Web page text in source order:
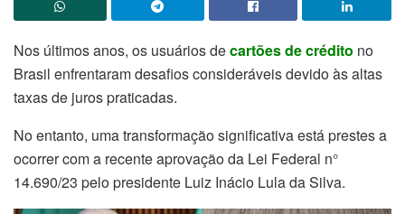
Nos últimos anos, os usuários decartões de crédito no
Brasil enfrentaram desafios consideráveis devido às altas
taxas de juros praticadas.
No entanto, uma transformação significativa está prestes a
ocorrer com a recente aprovação da Lei Federal n°
14.690/23 pelo presidente Luiz Inácio Lula da Silva.